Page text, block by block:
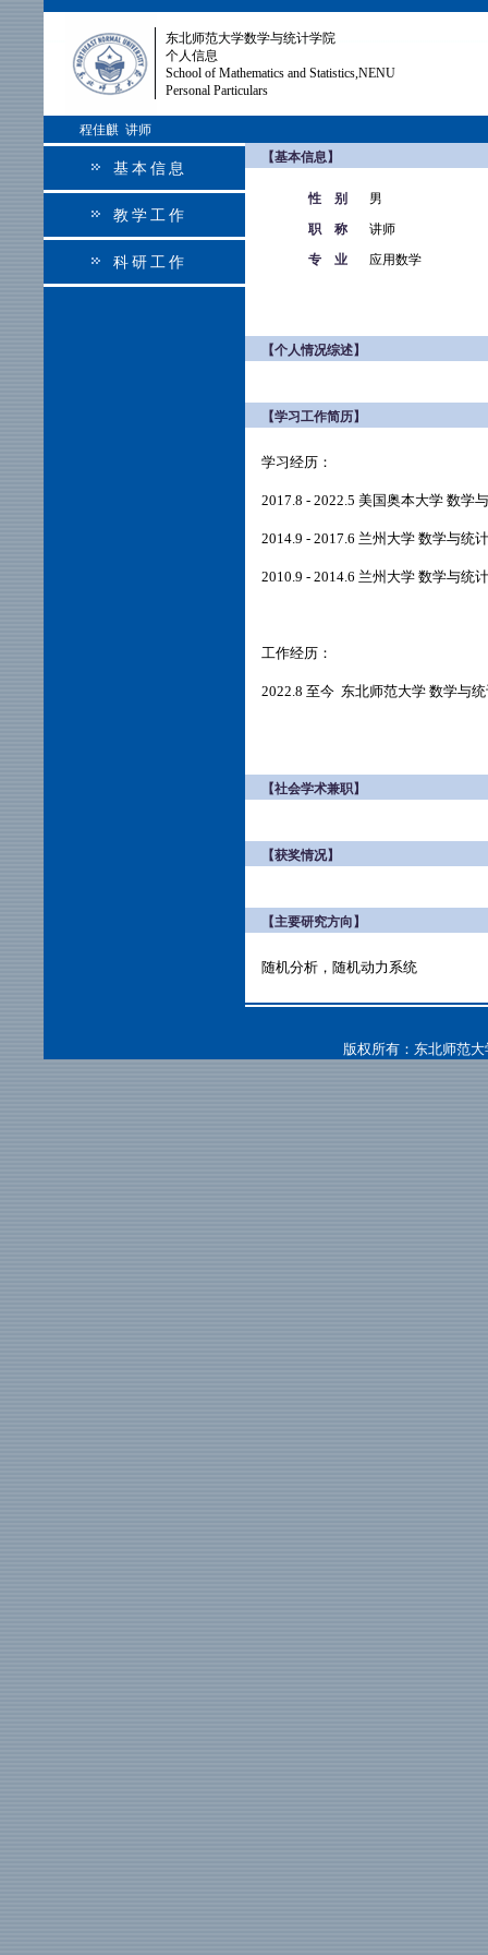
东北师范大学数学与统计学院
个人信息
School of Mathematics and Statistics,NENU
Personal Particulars
程佳麒 讲师
基本信息
教学工作
科研工作
【基本信息】
性 别
男
职 称
讲师
专 业
应用数学
【个人情况综述】
【学习工作简历】
学习经历：
2017.8 - 2022.5 美国奥本大学 数学
2014.9 - 2017.6 兰州大学 数学与统
2010.9 - 2014.6 兰州大学 数学与统
工作经历：
2022.8 至今 东北师范大学 数学与
【社会学术兼职】
【获奖情况】
【主要研究方向】
随机分析，随机动力系统
版权所有：东北师范